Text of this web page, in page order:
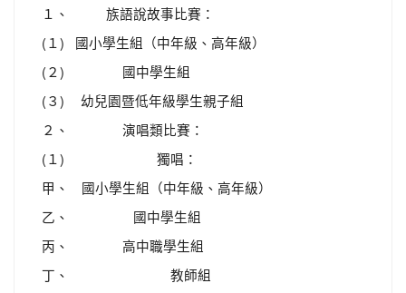
１、
族語說故事比賽：
(１)
國小學生組（中年級、高年級）
(２)
國中學生組
(３)
幼兒園暨低年級學生親子組
２、
演唱類比賽：
(１)
獨唱：
甲、
國小學生組（中年級、高年級）
乙、
國中學生組
丙、
高中職學生組
丁、
教師組